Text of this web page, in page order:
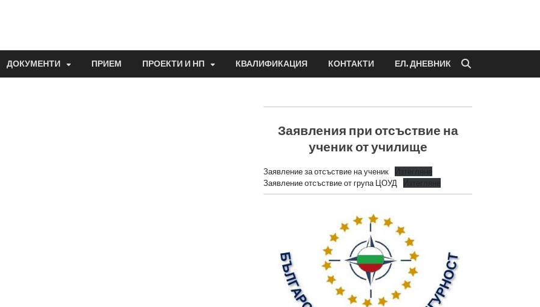
ДОКУМЕНТИ ПРИЕМ ПРОЕКТИ И НП КВАЛИФИКАЦИЯ КОНТАКТИ ЕЛ. ДНЕВНИК
Заявления при отсъствие на
ученик от училище
Заявление за отсъствие на ученик
Изтегляне
Заявление отсъствие от група ЦОУД
Изтегляне